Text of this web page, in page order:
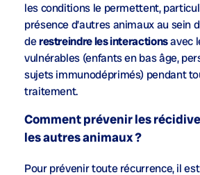
les conditions le permettent,
présence d’autres animaux au sein
derestreindre les interactionsavec
vulnérables (enfants en bas âge,
sujets immunodéprimés) pendant
traitement.
Comment prévenir les
les autres animaux ?
Pour prévenir toute récurrence, il